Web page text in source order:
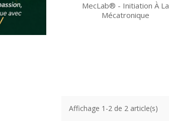
MecLab® - Initiation À La
Mécatronique
Affichage 1-2 de 2 article(s)